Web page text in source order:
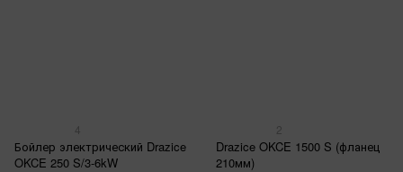
4
Бойлер электрический Drazice
OKCE 250 S/3-6kW
2
Drazice OKCE 1500 S (фланец
210мм)